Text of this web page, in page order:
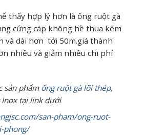
thấy hợp lý hơn là ống ruột gà
cứng cáp không hề thua kém
và dài hơn tới 50m.giá thành
nhiều và giảm nhiều chi phí
sản phẩmống ruột gà lõi thép,
Inox tại link dưới
san-pham/ong-ruot-
phong/